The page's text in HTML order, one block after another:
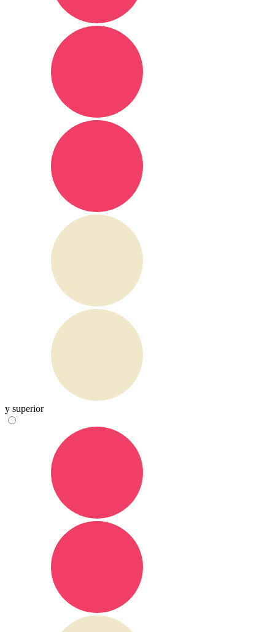
y superior